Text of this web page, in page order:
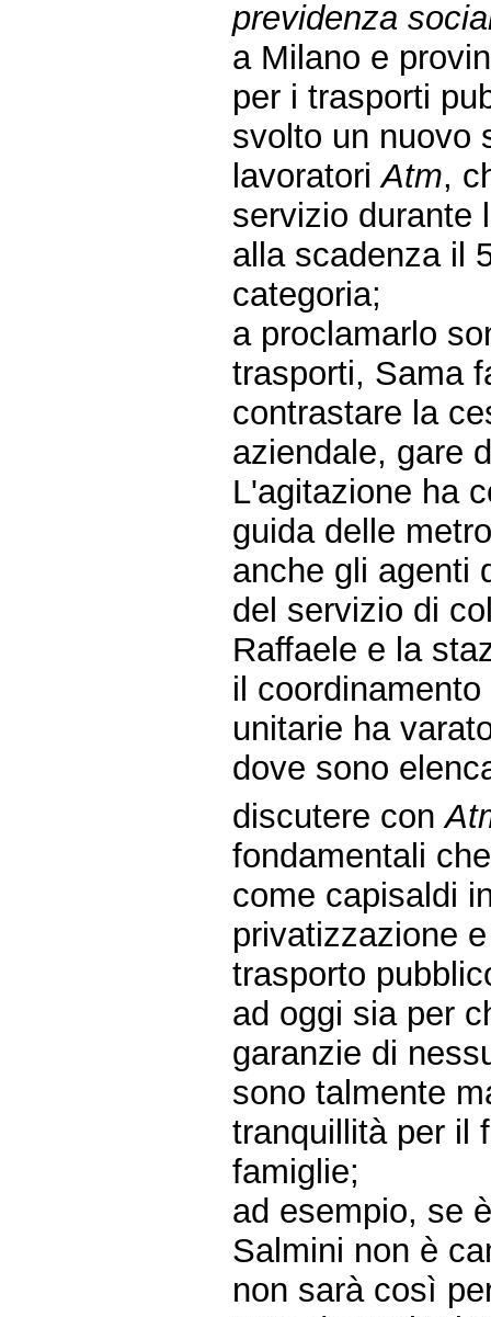
previdenza
a Milano e
per i trasporti
svolto un nuovo
lavoratoriAtm,
servizio durante
alla scadenza il
categoria;
a proclamarlo
trasporti, Sama
contrastare la
aziendale, gare
L'agitazione ha
guida delle
anche gli agenti
del servizio di
Raffaele e la
il
unitarie ha
dove sono
discutere con
fondamentali
come capisaldi
privatizzazione
trasporto
ad oggi sia per
garanzie di
sono talmente
tranquillità per il
famiglie;
ad esempio, se
Salmini non è
non sarà così